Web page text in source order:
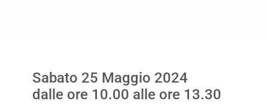
Sabato 25 Maggio 2024
dalle ore 10.00 alle ore 13.30